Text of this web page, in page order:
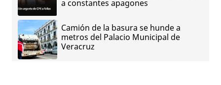
a constantes apagones
Camión de la basura se hunde a
metros del Palacio Municipal de
Veracruz